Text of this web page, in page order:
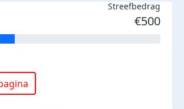
Streefbedrag
€500